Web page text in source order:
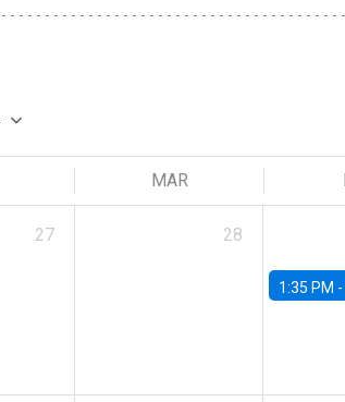
MAR
27 28
1:35 PM -